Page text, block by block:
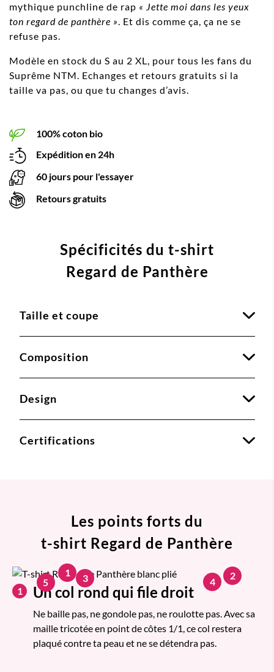
mythique punchline de rap « Jette moi dans les yeux
ton regard de panthère ». Et dis comme ça, ça ne se
refuse pas.
Modèle en stock du S au 2 XL, pour tous les fans du
Suprême NTM. Echanges et retours gratuits si la
taille va pas, ou que tu changes d’avis.
100% coton bio
Expédition en 24h
60 jours pour l'essayer
Retours gratuits
Spécificités du t-shirt
Regard de Panthère
Taille et coupe
Composition
Design
Certifications
Les points forts du
t-shirt Regard de Panthère
1 Un col rond qui file droit
Ne baille pas, ne gondole pas, ne roulotte pas. Avec sa
maille tricotée en point de côtes 1/1, ce col restera
plaqué contre ta peau et ne se détendra pas.
1 2
3 4
5